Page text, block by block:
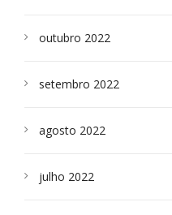
outubro 2022
setembro 2022
agosto 2022
julho 2022